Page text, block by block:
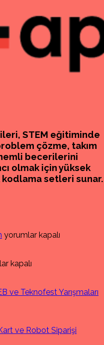
STEM eğitiminde
çözme, takım
becerilerini
olmak için yüksek
setleri sunar.
Fapatech
Vizyon
yorumlar kapalı
kapalı
ve Teknofest Yarışmaları
ve Robot Siparişi